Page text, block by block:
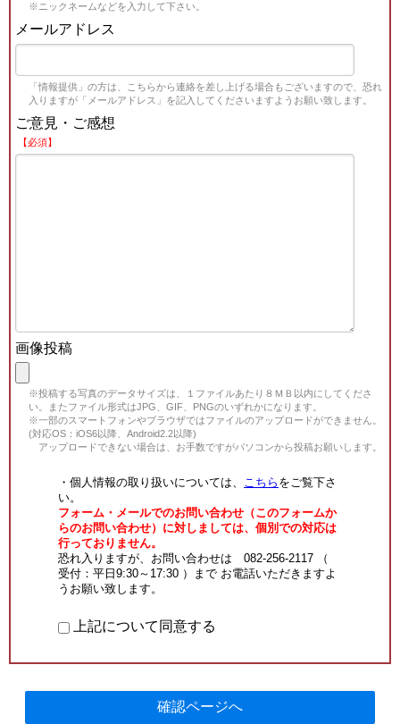
※ニックネームなどを入力して下さい。
メールアドレス
「情報提供」の方は、こちらから連絡を差し上げる場合もございますので、恐れ
入りますが「メールアドレス」を記入してくださいますようお願い致します。
ご意見・ご感想
【必須】
画像投稿
※投稿する写真のデータサイズは、１ファイルあたり８ＭＢ以内にしてくださ
い。またファイル形式はJPG、GIF、PNGのいずれかになります。
※一部のスマートフォンやブラウザではファイルのアップロードができません。
(対応OS：iOS6以降、Android2.2以降)
アップロードできない場合は、お手数ですがパソコンから投稿お願いします。
・個人情報の取り扱いについては、 こちら をご覧下さ
い。
フォーム・メールでのお問い合わせ（このフォームか
らのお問い合わせ）に対しましては、個別での対応は
行っておりません。
恐れ入りますが、お問い合わせは 082-256-2117 （
受付：平日9:30～17:30 ）まで お電話いただきますよ
うお願い致します。
上記について同意する
確認ページへ